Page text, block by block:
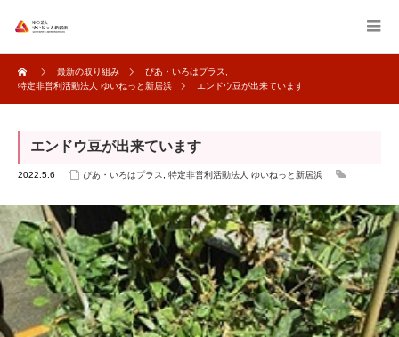
最新の取り組み ぴあ・いろはプラス
特定非営利活動法人 ゆいねっと新居浜
エンドウ豆が出来ています
エンドウ豆が出来ています
2022.5.6 ぴあ・いろはプラス 特定非営利活動法人 ゆいねっと新居浜